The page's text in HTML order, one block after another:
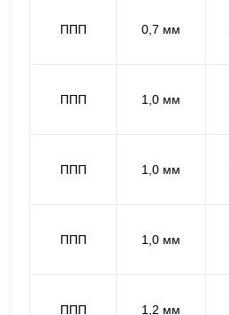
ППП 0,7 мм
ППП 1,0 мм
ППП 1,0 мм
ППП 1,0 мм
ППП 1,2 мм